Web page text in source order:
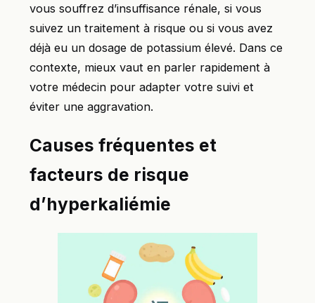
vous souffrez d’insuffisance rénale, si vous
suivez un traitement à risque ou si vous avez
déjà eu un dosage de potassium élevé. Dans ce
contexte, mieux vaut en parler rapidement à
votre médecin pour adapter votre suivi et
éviter une aggravation.
Causes fréquentes et
facteurs de risque
d’hyperkaliémie